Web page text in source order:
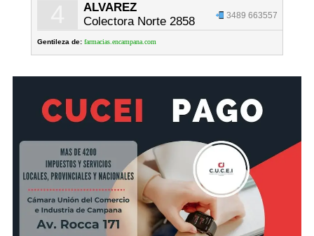
ALVAREZ
Colectora Norte 2858
3489 663557
Gentileza de: farmacias.encampana.com